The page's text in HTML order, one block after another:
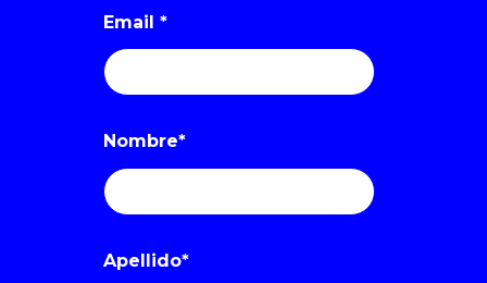
Email *
Nombre*
Apellido*